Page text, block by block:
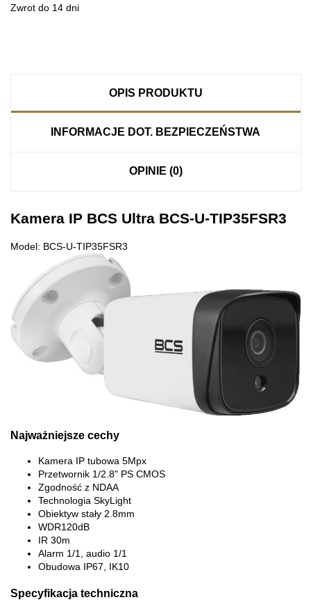
Zwrot do 14 dni
OPIS PRODUKTU
INFORMACJE DOT. BEZPIECZEŃSTWA
OPINIE (0)
Kamera IP BCS Ultra BCS-U-TIP35FSR3
Model: BCS-U-TIP35FSR3
Najważniejsze cechy
Kamera IP tubowa 5Mpx
Przetwornik 1/2.8" PS CMOS
Zgodność z NDAA
Technologia SkyLight
Obiektyw stały 2.8mm
WDR120dB
IR 30m
Alarm 1/1, audio 1/1
Obudowa IP67, IK10
Specyfikacja techniczna